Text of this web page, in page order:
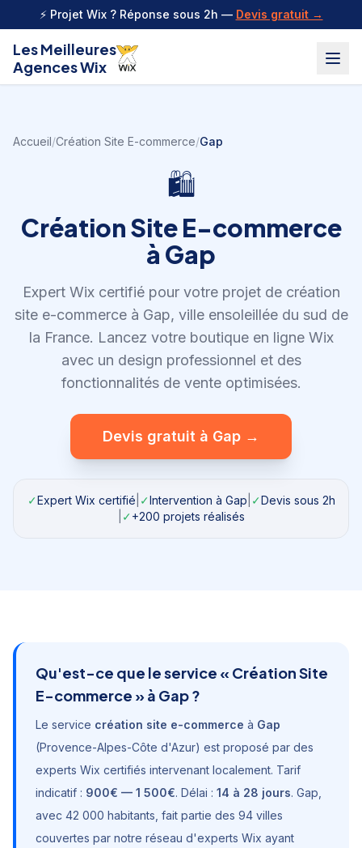
Aller au contenu
⚡ Projet Wix ? Réponse sous 2h — Devis gratuit →
Les Meilleures
Agences Wix
Accueil/Création Site E-commerce/Gap
🛍️
Création Site E-commerce
à Gap
Expert Wix certifié pour votre projet de création
site e-commerceà Gap, ville ensoleillée du sud de
la France. Lancez votre boutique en ligne Wix
avec un design professionnel et des
fonctionnalités de vente optimisées.
Devis gratuit à Gap →
✓Expert Wix certifié ✓Intervention à Gap ✓Devis sous 2h
✓+200 projets réalisés
Qu'est-ce que le service « Création Site
E-commerce » à Gap?
Le service création site e-commerce à Gap
(Provence-Alpes-Côte d'Azur) est proposé par des
experts Wix certifiés intervenant localement. Tarif
indicatif : 900€ — 1 500€. Délai : 14 à 28 jours. Gap
avec 42 000 habitants , fait partie des 94 villes
couvertes par notre réseau d'experts Wix ayant